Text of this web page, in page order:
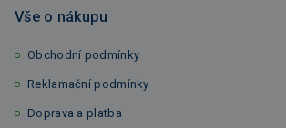
Vše o nákupu
Obchodní podmínky
Reklamační podmínky
Doprava a platba